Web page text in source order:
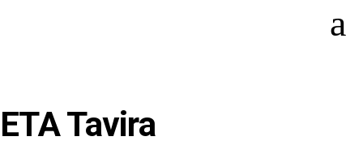
ETA Tavira